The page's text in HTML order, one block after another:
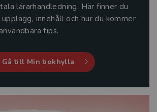
lärarhandledning. Här finner du
innehåll och hur du kommer
tips.
Gå till Min bokhylla